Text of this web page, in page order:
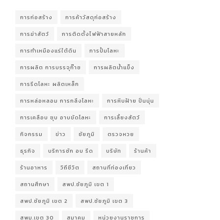
การก่อสร้าง การค้าวัสดุก่อสร้าง
การฆ่าสัตว์ การติดตั้งไฟฟ้าสายหลัก
การทำเหมืองแร่ใต้ดิน การปั้มโลหะ
การผลิต การบรรจุก๊าซ การผลิตน้ำแข็ง
การรีดโลหะ ผลิตเหล็ก
การหล่อหลอม การกลึงโลหะ การหีบฝ้าย ปั่นนุ่น
การเคลือบ ชุบ อาบขัดโลหะ การเลี้ยงสัตว์
กิจกรรม ข่าว ชัยภูมิ ตรวจหวย
ธุรกิจ บริการซัก อบ รีด บริษัท ร้านค้า
ร้านอาหาร วิถีชีวิต สถานที่ท่องเที่ยว
สถานศึกษา สพป.ชัยภูมิ เขต 1
สพป.ชัยภูมิ เขต 2 สพป.ชัยภูมิ เขต 3
สพม.เขต 30 สมาคม หน่วยงานราชการ